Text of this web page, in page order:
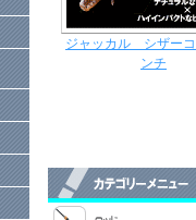
ジャッカル シザー
ンチ